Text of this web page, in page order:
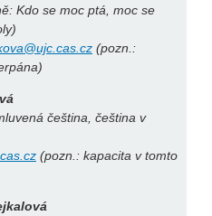
Kdo se moc ptá, moc se
(pozn.:
čeština, čeština v
(pozn.: kapacita v tomto